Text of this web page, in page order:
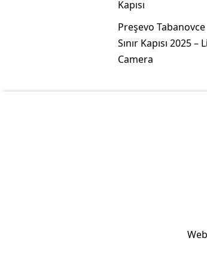
Kapısı
Preşevo Tabanovce
Sınır Kapısı 2025 –
Camera